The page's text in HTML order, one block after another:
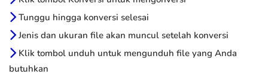
Tunggu hingga konversi selesai
Jenis dan ukuran file akan muncul setelah konversi
Klik tombol unduh untuk mengunduh file yang Anda
butuhkan